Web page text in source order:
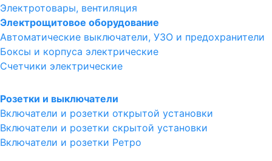
Электротовары, вентиляция
Электрощитовое оборудование
Автоматические выключатели, УЗО и предохранители
Боксы и корпуса электрические
Счетчики электрические
Розетки и выключатели
Включатели и розетки открытой установки
Включатели и розетки скрытой установки
Включатели и розетки Ретро